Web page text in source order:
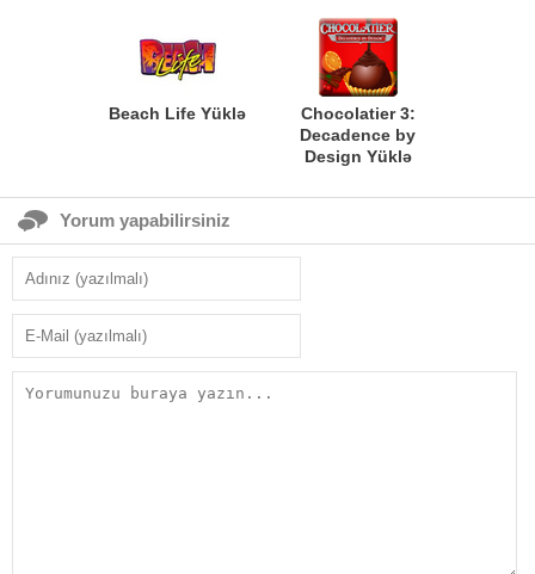
Beach Life Yüklə
Chocolatier 3:
Decadence by
Design Yüklə
Yorum yapabilirsiniz